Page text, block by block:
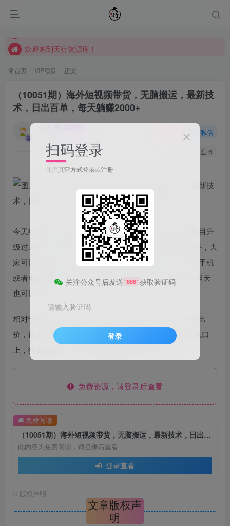
欢迎来到天行资源库！
首页 VIP项目 正文
（10051期）海外短视频带货，无脑搬运，最新技
术，日出百单，每天躺赚2000+
私信
6
今天给大家带来2024最大的风口项目，通过以前的老项目升
级过来的，每天5分钟，轻轻松松的就能让你把钱赚到手，大
家可以好好看一下，把握住机会，2024赚上一年！一部手机
或者电脑就可以操作，按照我的方法操作100%能赚钱 当天
也可以见收益
相对于国内内卷的环境，国外简直就是一片蓝海，不用比
价，简单成交，TIKTOK普通人翻身的最佳机会，站在风口
上，猪都能起飞。每天发发视频就有人下单。
免费资源，请登录后查看
（10051期）海外短视频带货，无脑搬运，最新技术，日出百单，每天躺赚2000+
此内容为免费阅读，请登录后查看
登录查看
免费阅读
© 版权声明
文章版权声
明
扫码登录
使用其它方式登录或注册
关注公众号后发送 “888” 获取验证码
请输入验证码
登录